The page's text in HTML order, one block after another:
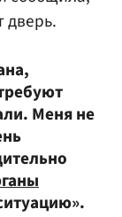
дверь.
Меня не